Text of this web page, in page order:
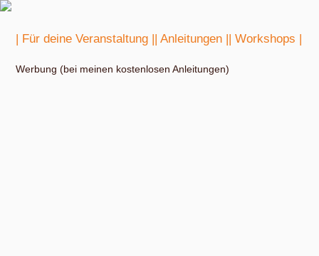
| Für deine Veranstaltung || Anleitungen || Workshops |
Werbung (bei meinen kostenlosen Anleitungen)